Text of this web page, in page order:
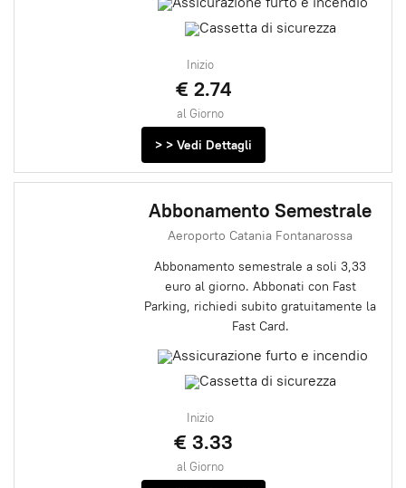
Inizio
€ 2.74
al Giorno
> > Vedi Dettagli
Abbonamento Semestrale
Aeroporto Catania Fontanarossa
Abbonamento semestrale a soli 3,33
euro al giorno. Abbonati con Fast
Parking, richiedi subito gratuitamente la
Fast Card.
Inizio
€ 3.33
al Giorno